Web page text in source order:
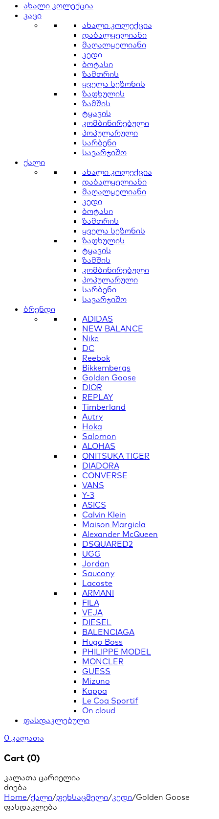
ახალი კოლექცია
კაცი
ახალი კოლექცია
დაბალყელიანი
მაღალყელიანი
კედი
ბოტასი
ზამთრის
ყველა სეზონის
ზაფხულის
ზამშის
ტყავის
კომბინირებული
პოპულარული
სარბენი
სავარჯიშო
ქალი
ახალი კოლექცია
დაბალყელიანი
მაღალყელიანი
კედი
ბოტასი
ზამთრის
ყველა სეზონის
ზაფხულის
ტყავის
ზამშის
კომბინირებული
პოპულარული
სარბენი
სავარჯიშო
ბრენდი
ADIDAS
NEW BALANCE
Nike
DC
Reebok
Bikkembergs
Golden Goose
DIOR
REPLAY
Timberland
Autry
Hoka
Salomon
ALOHAS
ONITSUKA TIGER
DIADORA
CONVERSE
VANS
Y-3
ASICS
Calvin Klein
Maison Margiela
Alexander McQueen
DSQUARED2
UGG
Jordan
Saucony
Lacoste
ARMANI
FILA
VEJA
DIESEL
BALENCIAGA
Hugo Boss
PHILIPPE MODEL
MONCLER
GUESS
Mizuno
Kappa
Le Coq Sportif
On cloud
ფასდაკლებული
0 კალათა
Cart (0)
კალათა ცარიელია
ძიება
Home/ქალი/ფეხსაცმელი/კედი/Golden Goose
ფასდაკლება